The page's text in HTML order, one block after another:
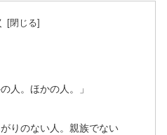
人。ほかの人。」
りのない人。親族でない